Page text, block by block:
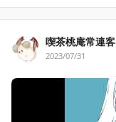
喫茶桃庵常連客
2023/07/31